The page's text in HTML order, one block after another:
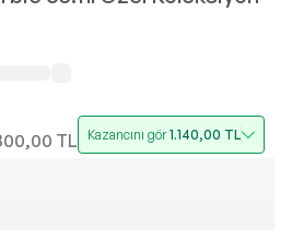
TL Kazancını gör1.140,00 TL